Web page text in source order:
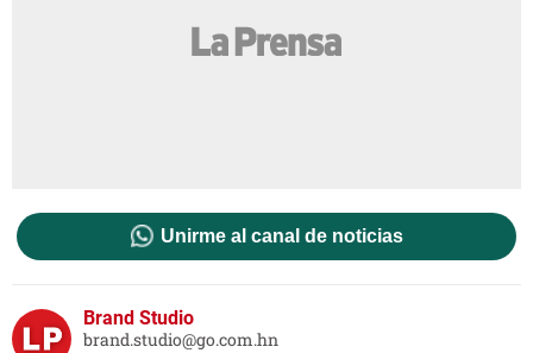
Unirme al canal de noticias
Brand Studio
brand.studio@go.com.hn